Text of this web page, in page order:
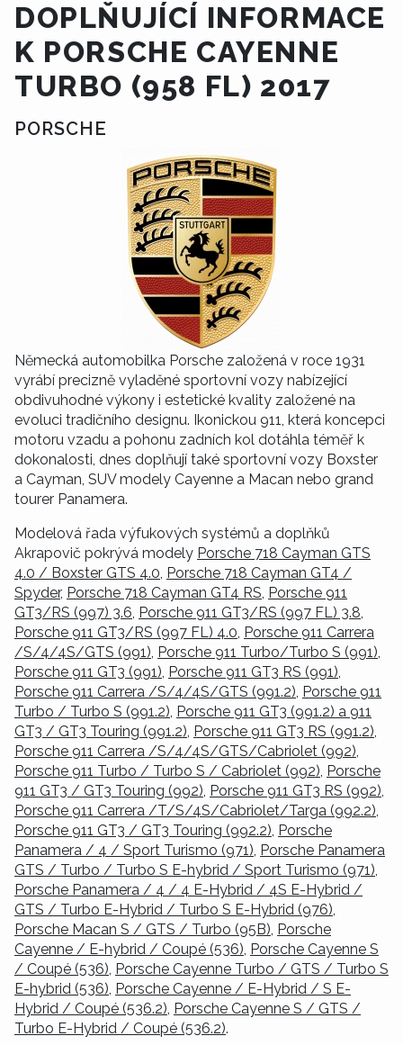
DOPLŇUJÍCÍ INFORMACE
K PORSCHE CAYENNE
TURBO (958 FL) 2017
PORSCHE
Německá automobilka Porsche založená v roce 1931
vyrábí precizně vyladěné sportovní vozy nabízející
obdivuhodné výkony i estetické kvality založené na
evoluci tradičního designu. Ikonickou 911, která koncepci
motoru vzadu a pohonu zadních kol dotáhla téměř k
dokonalosti, dnes doplňují také sportovní vozy Boxster
a Cayman, SUV modely Cayenne a Macan nebo grand
tourer Panamera.
Modelová řada výfukových systémů a doplňků
Akrapovič pokrývá modely Porsche 718 Cayman GTS
4.0 / Boxster GTS 4.0, Porsche 718 Cayman GT4 /
Spyder, Porsche 718 Cayman GT4 RS, Porsche 911
GT3/RS (997) 3.6, Porsche 911 GT3/RS (997 FL) 3.8,
Porsche 911 GT3/RS (997 FL) 4.0, Porsche 911 Carrera
/S/4/4S/GTS (991), Porsche 911 Turbo/Turbo S (991),
Porsche 911 GT3 (991), Porsche 911 GT3 RS (991),
Porsche 911 Carrera /S/4/4S/GTS (991.2), Porsche 911
Turbo / Turbo S (991.2), Porsche 911 GT3 (991.2) a 911
GT3 / GT3 Touring (991.2), Porsche 911 GT3 RS (991.2),
Porsche 911 Carrera /S/4/4S/GTS/Cabriolet (992),
Porsche 911 Turbo / Turbo S / Cabriolet (992), Porsche
911 GT3 / GT3 Touring (992), Porsche 911 GT3 RS (992),
Porsche 911 Carrera /T/S/4S/Cabriolet/Targa (992.2),
Porsche 911 GT3 / GT3 Touring (992.2), Porsche
Panamera / 4 / Sport Turismo (971), Porsche Panamera
GTS / Turbo / Turbo S E-hybrid / Sport Turismo (971),
Porsche Panamera / 4 / 4 E-Hybrid / 4S E-Hybrid /
GTS / Turbo E-Hybrid / Turbo S E-Hybrid (976),
Porsche Macan S / GTS / Turbo (95B), Porsche
Cayenne / E-hybrid / Coupé (536), Porsche Cayenne S
/ Coupé (536), Porsche Cayenne Turbo / GTS / Turbo S
E-hybrid (536), Porsche Cayenne / E-Hybrid / S E-
Hybrid / Coupé (536.2), Porsche Cayenne S / GTS /
Turbo E-Hybrid / Coupé (536.2).